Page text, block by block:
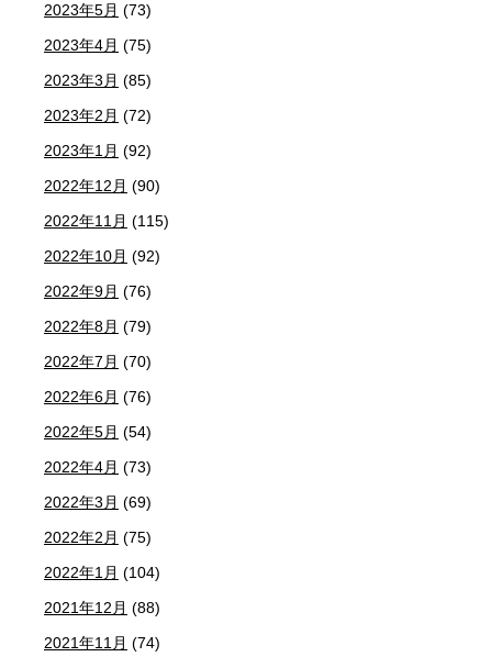
2023年5月 (73)
2023年4月 (75)
2023年3月 (85)
2023年2月 (72)
2023年1月 (92)
2022年12月 (90)
2022年11月 (115)
2022年10月 (92)
2022年9月 (76)
2022年8月 (79)
2022年7月 (70)
2022年6月 (76)
2022年5月 (54)
2022年4月 (73)
2022年3月 (69)
2022年2月 (75)
2022年1月 (104)
2021年12月 (88)
2021年11月 (74)